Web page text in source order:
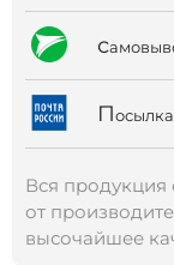
с
Посылка
Вся продукция
от
высочайшее